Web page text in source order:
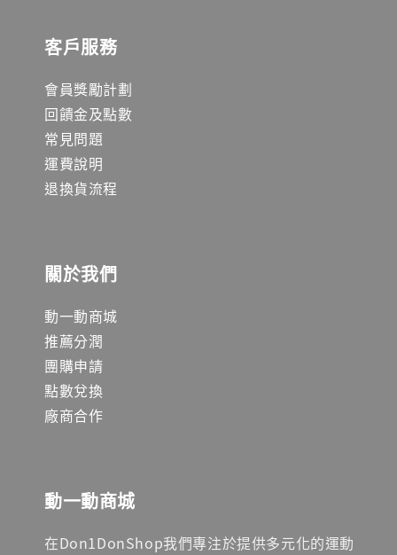
客戶服務
會員獎勵計劃
回饋金及點數
常見問題
運費說明
退換貨流程
關於我們
動一動商城
推薦分潤
團購申請
點數兌換
廠商合作
動一動商城
在Don1DonShop我們專注於提供多元化的運動